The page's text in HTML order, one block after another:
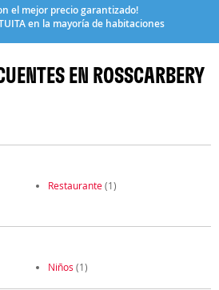
el mejor precio garantizado!
en la mayoría de habitaciones
EN ROSSCARBERY
Restaurante(1)
Niños (1)